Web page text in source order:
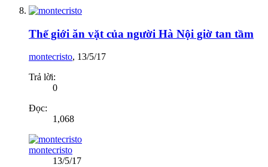
Thế giới ăn vặt của người Hà Nội giờ tan tầm
montecristo, 13/5/17
Trả lời:
0
Đọc:
1,068
montecristo
13/5/17